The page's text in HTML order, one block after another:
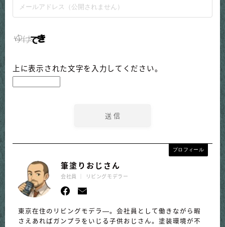
上に表示された文字を入力してください。
プロフィール
筆塗りおじさん
会社員 ｜ リビングモデラー
東京在住のリビングモデラ―。会社員として働きながら暇
さえあればガンプラをいじる子供おじさん。塗装環境が不